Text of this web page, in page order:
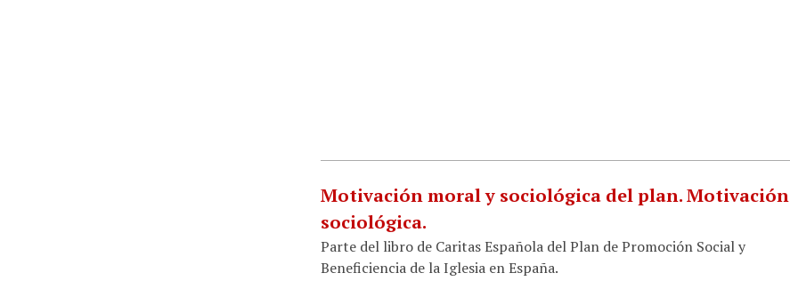
Motivación moral y sociológica del plan. Motivación
sociológica.
Parte del libro de Caritas Española del Plan de Promoción Social y
Beneficiencia de la Iglesia en España.